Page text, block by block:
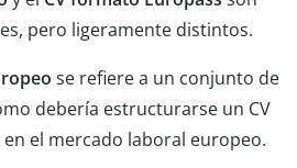
pero ligeramente distintos.
se refiere a un conjunto de
debería estructurarse un CV
el mercado laboral europeo.